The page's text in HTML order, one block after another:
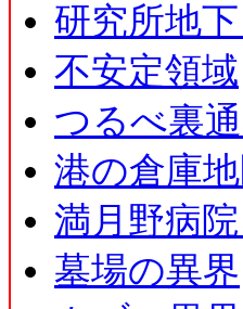
研究所地
不安定領域
つるべ裏
港の倉庫
満月野病
墓場の異界